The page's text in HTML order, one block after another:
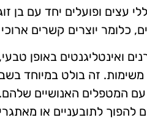
עצים ופועלים יחד עם בן
כלומר יוצרים קשרים
ואינטליגנטים באופן
זה בולט במיוחד
המטפלים האנושיים שלהם.
להפוך לתובעניים או